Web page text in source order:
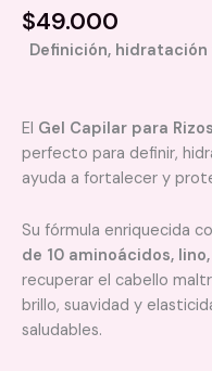
$49.000
Definición,
El Gel Capilar para
perfecto para definir,
ayuda a fortalecer y
Su fórmula enriquecida
de 10 aminoácidos,
recuperar el cabello
brillo, suavidad y
saludables.